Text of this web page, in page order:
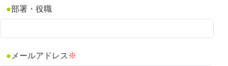
部署・役職
メールアドレス ※